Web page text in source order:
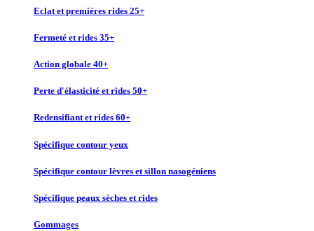
Eclat et premières rides 25+
Fermeté et rides 35+
Action globale 40+
Perte d'élasticité et rides 50+
Redensifiant et rides 60+
Spécifique contour yeux
Spécifique contour lèvres et sillon nasogéniens
Spécifique peaux sèches et rides
Gommages